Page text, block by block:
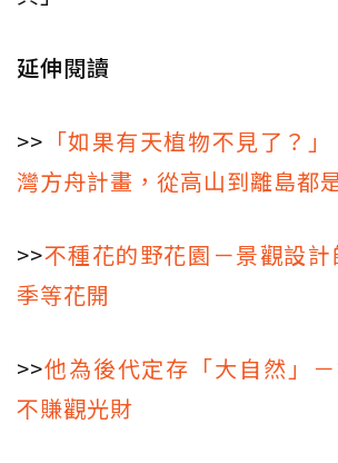
延伸閱讀
>> 「如果有天植物不見了？
灣方舟計畫，從高山到離島都
>>不種花的野花園－景觀設
季等花開
>>他為後代定存「大自然」－
不賺觀光財